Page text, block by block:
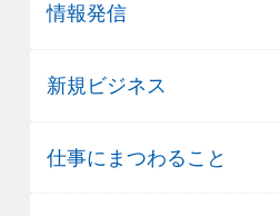
情報発信
新規ビジネス
仕事にまつわること